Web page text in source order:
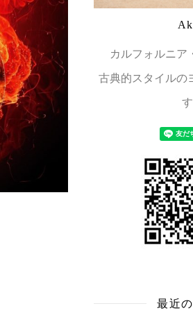
カルフォルニア
古典的スタイルの
す
最近